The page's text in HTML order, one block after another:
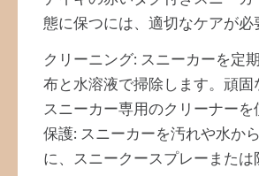
態に保つには、適切なケアが必
クリーニング: スニーカーを定
布と水溶液で掃除します。頑固
スニーカー専用のクリーナーを
保護: スニーカーを汚れや水か
に、スニークースプレーまたは